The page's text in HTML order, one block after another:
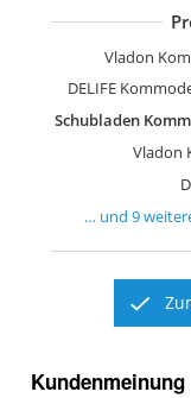
Vladon
DELIFE
Vladon
… und9
Kundenmeinung